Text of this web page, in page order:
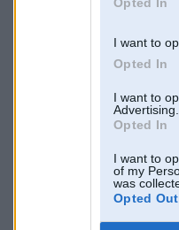
I want to
Opted In
I want to
Advertising.
Opted In
I want to
of my
was
Opted Out
22946